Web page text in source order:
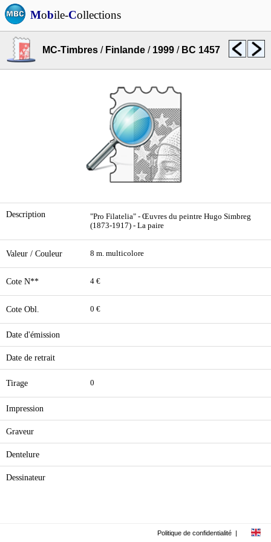
Mobile-Collections
MC-Timbres / Finlande / 1999 / BC 1457
Description
"Pro Filatelia" - Œuvres du peintre Hugo Simbreg
(1873-1917) - La paire
Valeur / Couleur 8 m. multicolore
Cote N** 4 €
Cote Obl. 0 €
Date d'émission
Date de retrait
Tirage 0
Impression
Graveur
Dentelure
Dessinateur
Politique de confidentialité |